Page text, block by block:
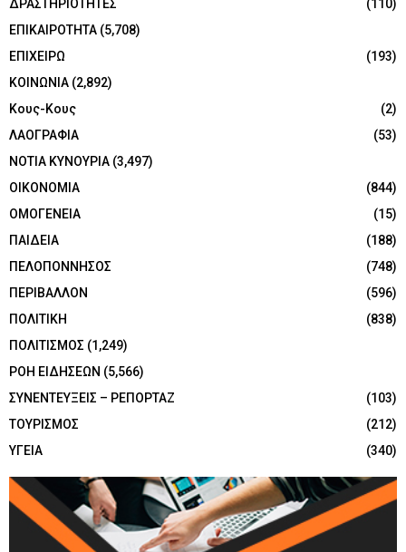
ΔΡΑΣΤΗΡΙΟΤΗΤΕΣ
(110)
ΕΠΙΚΑΙΡΟΤΗΤΑ (5,708)
ΕΠΙΧΕΙΡΩ
(193)
ΚΟΙΝΩΝΙΑ (2,892)
Κους-Κους
(2)
ΛΑΟΓΡΑΦΙΑ
(53)
ΝΟΤΙΑ ΚΥΝΟΥΡΙΑ (3,497)
ΟΙΚΟΝΟΜΙΑ
(844)
ΟΜΟΓΕΝΕΙΑ
(15)
ΠΑΙΔΕΙΑ
(188)
ΠΕΛΟΠΟΝΝΗΣΟΣ
(748)
ΠΕΡΙΒΑΛΛΟΝ
(596)
ΠΟΛΙΤΙΚΗ
(838)
ΠΟΛΙΤΙΣΜΟΣ (1,249)
ΡΟΗ ΕΙΔΗΣΕΩΝ (5,566)
ΣΥΝΕΝΤΕΥΞΕΙΣ – ΡΕΠΟΡΤΑΖ
(103)
ΤΟΥΡΙΣΜΟΣ
(212)
ΥΓΕΙΑ
(340)